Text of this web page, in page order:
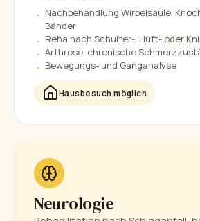
Nachbehandlung Wirbelsäule,
Bänder
Reha nach Schulter-, Hüft- oder
Arthrose, chronische
Bewegungs- und Ganganalyse
Hausbesuch möglich
Neurologie